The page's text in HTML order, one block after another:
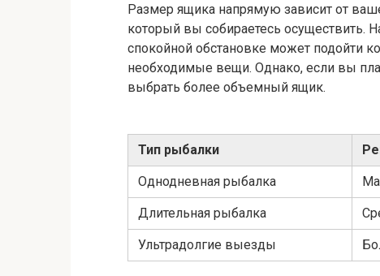
Размер ящика напрямую зависит от
который вы собираетесь осуществить.
спокойной обстановке может
необходимые вещи. Однако, если вы
выбрать более объемный ящик.
Тип рыбалки
Однодневная рыбалка
Длительная рыбалка
Ультрадолгие выезды